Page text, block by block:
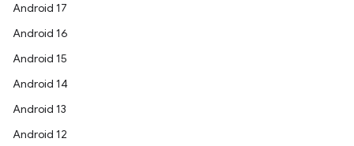
Android 17
Android 16
Android 15
Android 14
Android 13
Android 12